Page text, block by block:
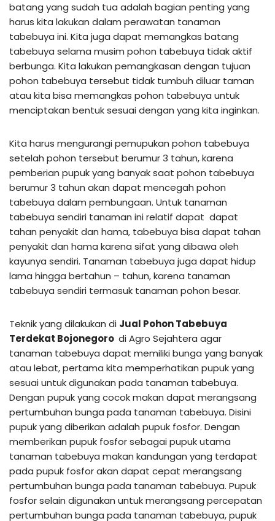
batang yang sudah tua adalah bagian penting yang
harus kita lakukan dalam perawatan tanaman
tabebuya ini. Kita juga dapat memangkas batang
tabebuya selama musim pohon tabebuya tidak aktif
berbunga. Kita lakukan pemangkasan dengan tujuan
pohon tabebuya tersebut tidak tumbuh diluar taman
atau kita bisa memangkas pohon tabebuya untuk
menciptakan bentuk sesuai dengan yang kita inginkan.
Kita harus mengurangi pemupukan pohon tabebuya
setelah pohon tersebut berumur 3 tahun, karena
pemberian pupuk yang banyak saat pohon tabebuya
berumur 3 tahun akan dapat mencegah pohon
tabebuya dalam pembungaan. Untuk tanaman
tabebuya sendiri tanaman ini relatif dapat dapat
tahan penyakit dan hama, tabebuya bisa dapat tahan
penyakit dan hama karena sifat yang dibawa oleh
kayunya sendiri. Tanaman tabebuya juga dapat hidup
lama hingga bertahun – tahun, karena tanaman
tabebuya sendiri termasuk tanaman pohon besar.
Teknik yang dilakukan di Jual Pohon Tabebuya
Terdekat Bojonegoro di Agro Sejahtera agar
tanaman tabebuya dapat memiliki bunga yang banyak
atau lebat, pertama kita memperhatikan pupuk yang
sesuai untuk digunakan pada tanaman tabebuya.
Dengan pupuk yang cocok makan dapat merangsang
pertumbuhan bunga pada tanaman tabebuya. Disini
pupuk yang diberikan adalah pupuk fosfor. Dengan
memberikan pupuk fosfor sebagai pupuk utama
tanaman tabebuya makan kandungan yang terdapat
pada pupuk fosfor akan dapat cepat merangsang
pertumbuhan bunga pada tanaman tabebuya. Pupuk
fosfor selain digunakan untuk merangsang percepatan
pertumbuhan bunga pada tanaman tabebuya, pupuk